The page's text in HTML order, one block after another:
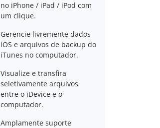
no iPhone / iPad / iPod com
um clique.
Gerencie livremente dados
iOS e arquivos de backup do
iTunes no computador.
Visualize e transfira
seletivamente arquivos
entre o iDevice e o
computador.
Amplamente suporte